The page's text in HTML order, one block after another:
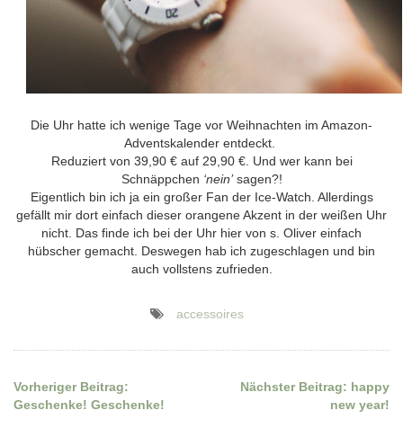
Die Uhr hatte ich wenige Tage vor Weihnachten im Amazon-
Adventskalender entdeckt.
Reduziert von 39,90 € auf 29,90 €. Und wer kann bei
Schnäppchen ‘nein’sagen?!
Eigentlich bin ich ja ein großer Fan der Ice-Watch. Allerdings
gefällt mir dort einfach dieser orangene Akzent in der weißen Uhr
nicht. Das finde ich bei der Uhr hier von s. Oliver einfach
hübscher gemacht. Deswegen hab ich zugeschlagen und bin
auch vollstens zufrieden.
accessoires
Beitragsnavigation
Vorheriger Beitrag:
Geschenke! Geschenke!
Nächster Beitrag: happy
new year!